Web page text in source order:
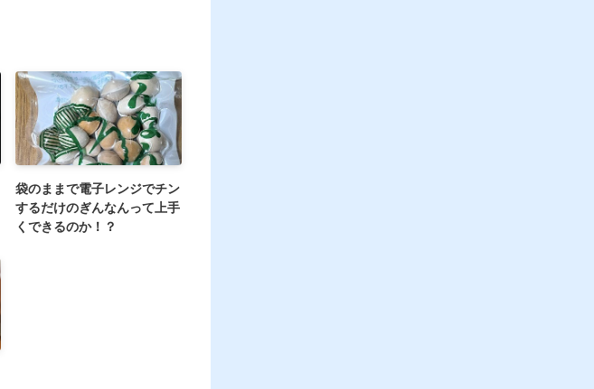
袋のままで電子レンジでチン
するだけのぎんなんって上手
くできるのか！？